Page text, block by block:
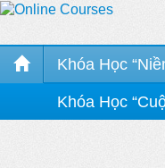
Khóa Học
Khóa Học